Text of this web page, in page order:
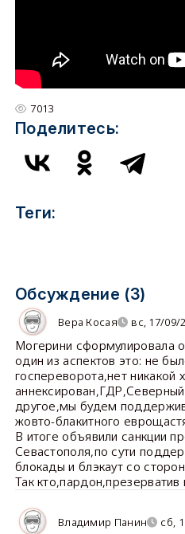
7013
Поделитесь:
Теги:
Обсуждение (3)
Вера Косая вс, 17/09/
Могерини сформулировала
один из аспектов это: не
госпереворота,нет никакой
другое,мы будем
жовто-блакитного
В итоге объявили санкции
Севастополя,по сути
блокады и блэкаут со
Так кто,пардон,презерватив
Владимир Панин сб,